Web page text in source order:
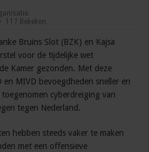
117 Bekeken
Bruins Slot (BZK) en Kajsa
voor de tijdelijke wet
Kamer gezonden. Met deze
MIVD bevoegdheden sneller en
cyberdreiging van
tegen Nederland.
hebben steeds vaker te maken
met een offensieve